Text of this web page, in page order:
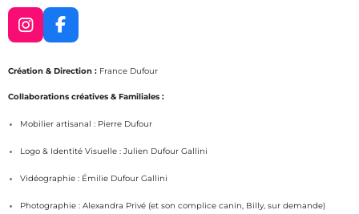
I
n
s
a
r
m
F
a
c
b
o
Création & Direction : France Dufour
Collaborations créatives & Familiales :
Mobilier artisanal : Pierre Dufour
Logo & Identité Visuelle : Julien Dufour Gallini
Vidéographie : Émilie Dufour Gallini
Photographie : Alexandra Privé (et son complice canin, Billy, sur demande)